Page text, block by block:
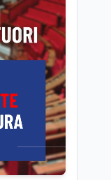
Pa
l'edilizia
Pnrr"
ha
studenti
in